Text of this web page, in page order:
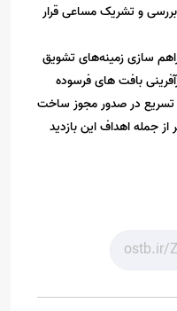
و تشریک مساعی قرار
سازی زمینه‌های تشویق
بافت های فرسوده
تسریع در صدور مجوز ساخت
جمله اهداف این بازدید